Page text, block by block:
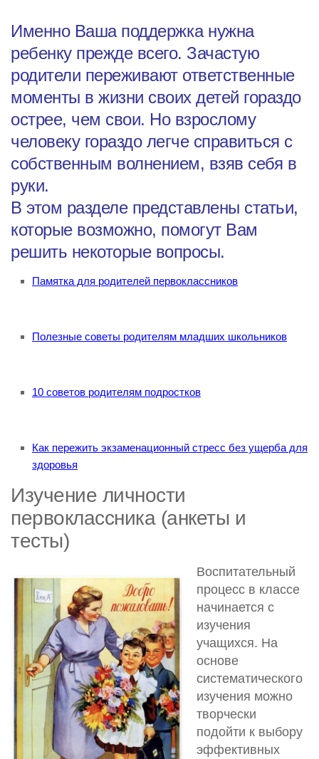
Именно Ваша поддержка нужна
ребенку прежде всего. Зачастую
родители переживают ответственные
моменты в жизни своих детей гораздо
острее, чем свои. Но взрослому
человеку гораздо легче справиться с
собственным волнением, взяв себя в
руки.
В этом разделе представлены статьи,
которые возможно, помогут Вам
решить некоторые вопросы.
Памятка для родителей первоклассников
Полезные советы родителям младших школьников
10 советов родителям подростков
Как пережить экзаменационный стресс без ущерба для
здоровья
Изучение личности
первоклассника (анкеты и
тесты)
Воспитательный
процесс в классе
начинается с
изучения
учащихся. На
основе
систематического
изучения можно
творчески
подойти к выбору
эффективных